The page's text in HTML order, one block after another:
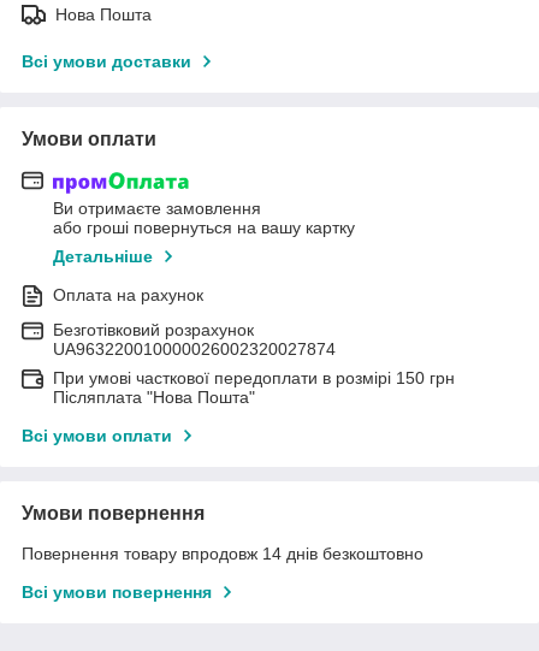
Нова Пошта
Всі умови доставки
Умови оплати
Ви отримаєте замовлення
або гроші повернуться на вашу картку
Детальніше
Оплата на рахунок
Безготівковий розрахунок
UA963220010000026002320027874
При умові часткової передоплати в розмірі 150 грн
Післяплата "Нова Пошта"
Всі умови оплати
Умови повернення
Повернення товару впродовж 14 днів безкоштовно
Всі умови повернення